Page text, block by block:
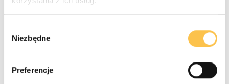
zgody
Niezbędne
Preferencje
przygotowanych schematów kolorystycznych.
wyglądał w praktyce (np. na stronie lub w
pod